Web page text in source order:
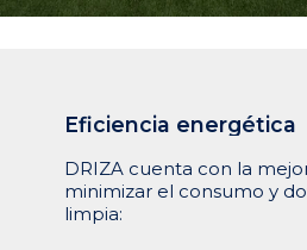
Eficiencia energética
DRIZA cuenta con la
minimizar el consumo y
limpia: